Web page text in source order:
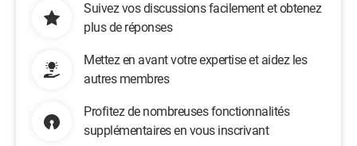
Suivez vos discussions facilement et obtenez
plus de réponses
Mettez en avant votre expertise et aidez les
autres membres
Profitez de nombreuses fonctionnalités
supplémentaires en vous inscrivant